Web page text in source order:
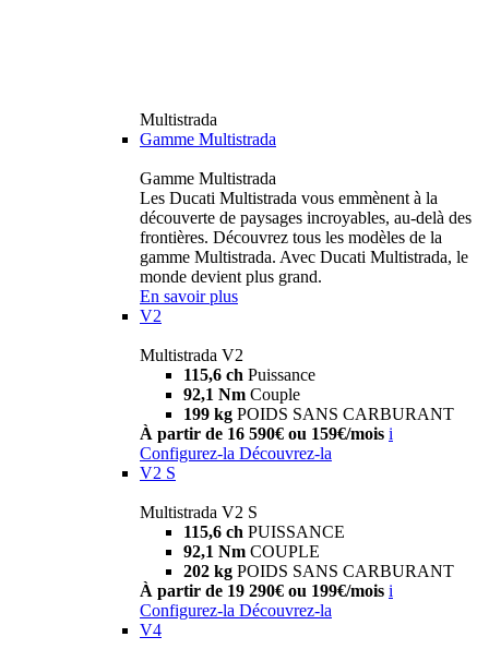
Multistrada
Gamme Multistrada
Gamme Multistrada
Les Ducati Multistrada vous emmènent à la
découverte de paysages incroyables, au-delà des
frontières. Découvrez tous les modèles de la
gamme Multistrada. Avec Ducati Multistrada, le
monde devient plus grand.
En savoir plus
V2
Multistrada V2
115,6 ch Puissance
92,1 Nm Couple
199 kg POIDS SANS CARBURANT
À partir de 16 590€ ou 159€/mois i
Configurez-la Découvrez-la
V2 S
Multistrada V2 S
115,6 ch PUISSANCE
92,1 Nm COUPLE
202 kg POIDS SANS CARBURANT
À partir de 19 290€ ou 199€/mois i
Configurez-la Découvrez-la
V4